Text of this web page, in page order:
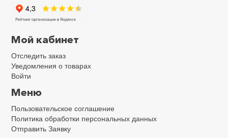
Мой кабинет
Отследить заказ
Уведомления о товарах
Войти
Меню
Пользовательское соглашение
Политика обработки персональных данных
Отправить Заявку